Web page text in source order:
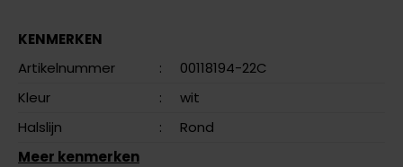
KENMERKEN
Artikelnummer
:
00118194-22C
Kleur
:
wit
Halslijn
:
Rond
Meer kenmerken